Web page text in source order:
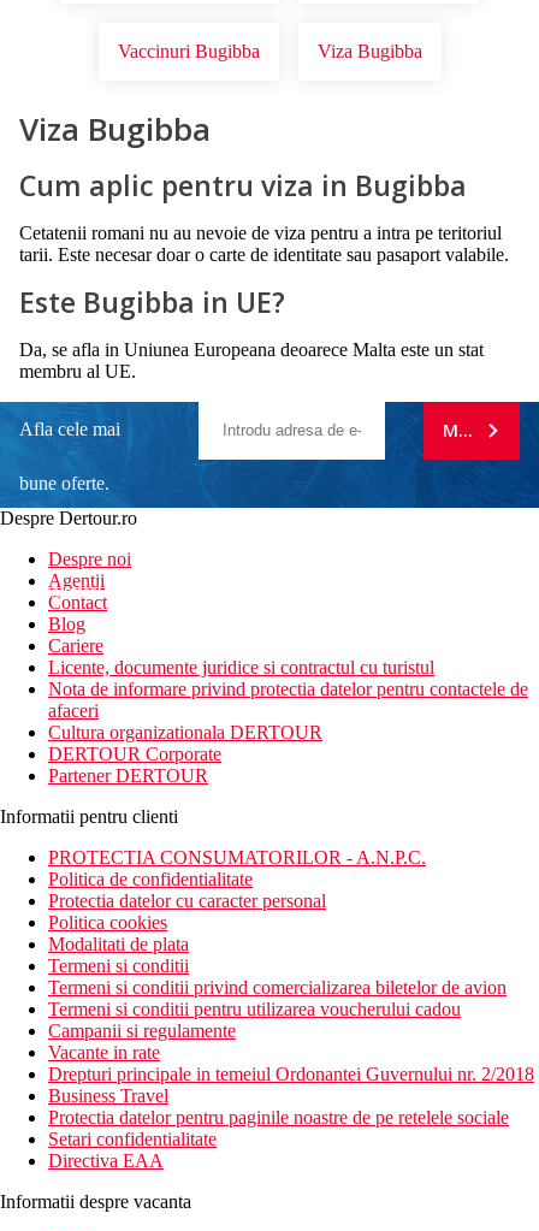
Vaccinuri Bugibba Viza Bugibba
Viza Bugibba
Cum aplic pentru viza in Bugibba
Cetatenii romani nu au nevoie de viza pentru a intra pe teritoriul
tarii. Este necesar doar o carte de identitate sau pasaport valabile.
Este Bugibba in UE?
Da, se afla in Uniunea Europeana deoarece Malta este un stat
membru al UE.
Afla cele mai
bune oferte.
newsletter!
MA
Despre Dertour.ro
Despre noi
Agentii
Contact
Blog
Cariere
Licente, documente juridice si contractul cu turistul
Nota de informare privind protectia datelor pentru contactele de
afaceri
Cultura organizationala DERTOUR
DERTOUR Corporate
Partener DERTOUR
Informatii pentru clienti
PROTECTIA CONSUMATORILOR - A.N.P.C.
Politica de confidentialitate
Protectia datelor cu caracter personal
Politica cookies
Modalitati de plata
Termeni si conditii
Termeni si conditii privind comercializarea biletelor de avion
Termeni si conditii pentru utilizarea voucherului cadou
Campanii si regulamente
Vacante in rate
Drepturi principale in temeiul Ordonantei Guvernului nr. 2/2018
Business Travel
Protectia datelor pentru paginile noastre de pe retelele sociale
Setari confidentialitate
Directiva EAA
Informatii despre vacanta